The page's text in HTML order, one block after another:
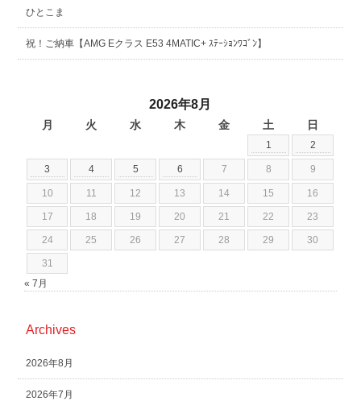
ひとこま
祝！ご納車【AMG Eクラス E53 4MATIC+ ｽﾃｰｼｮﾝﾜｺﾞﾝ】
2026年8月
月 火 水 木 金 土 日
1 2
3 4 5 6 7 8 9
10 11 12 13 14 15 16
17 18 19 20 21 22 23
24 25 26 27 28 29 30
31
« 7月
Archives
2026年8月
2026年7月